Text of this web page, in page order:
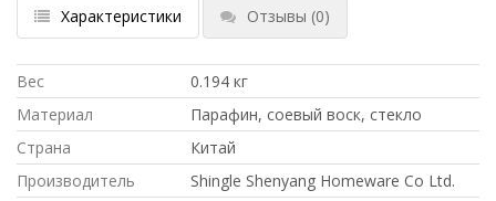
Характеристики Отзывы (0)
Вес
0.194 кг
Материал
Парафин, соевый воск, стекло
Страна
Китай
Производитель
Shingle Shenyang Homeware Co Ltd.